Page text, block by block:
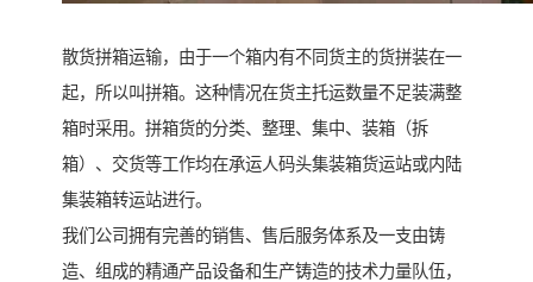
散货拼箱运输，由于一个箱内有不同货主的货拼装在一
起，所以叫拼箱。这种情况在货主托运数量不足装满整
箱时采用。拼箱货的分类、整理、集中、装箱（拆
箱）、交货等工作均在承运人码头集装箱货运站或内陆
集装箱转运站进行。
我们公司拥有完善的销售、售后服务体系及一支由铸
造、组成的精通产品设备和生产铸造的技术力量队伍，